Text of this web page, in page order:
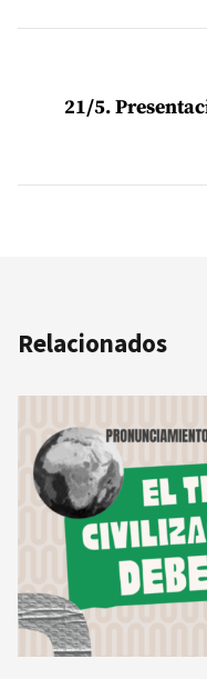
21/5.
Relacionados